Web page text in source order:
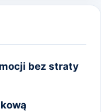
bez straty